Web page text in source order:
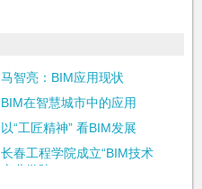
马智亮：BIM应用现状
BIM在智慧城市中的应用
以“工匠精神” 看BIM发展
长春工程学院成立“BIM技术
产业学院”